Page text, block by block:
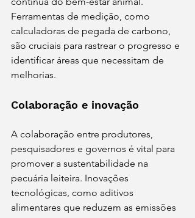
Ferramentas de medição, como
calculadoras de pegada de carbono,
são cruciais para rastrear o progresso e
identificar áreas que necessitam de
melhorias.
Colaboração e inovação
A colaboração entre produtores,
pesquisadores e governos é vital para
promover a sustentabilidade na
pecuária leiteira. Inovações
tecnológicas, como aditivos
alimentares que reduzem as emissões